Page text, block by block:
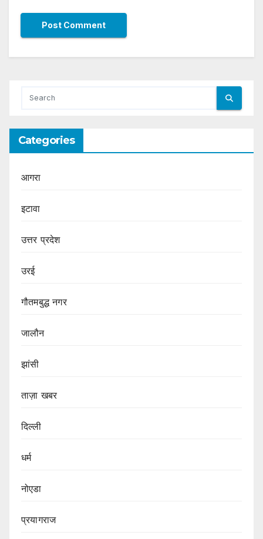
Categories
आगरा
इटावा
उत्तर प्रदेश
उरई
गौतमबुद्ध नगर
जालौन
झांसी
ताज़ा खबर
दिल्ली
धर्म
नोएडा
प्रयागराज